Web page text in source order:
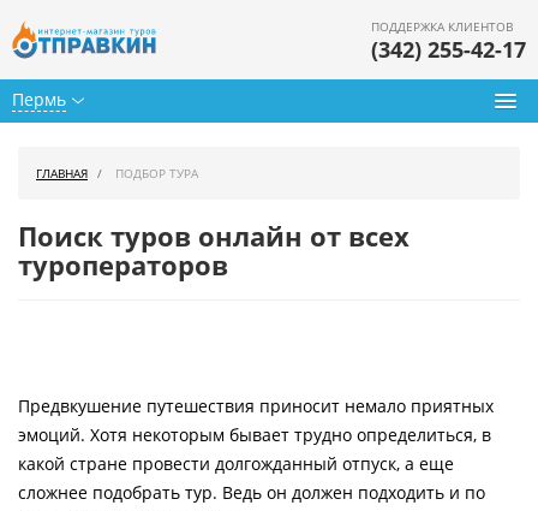
Пермь
ПОДДЕРЖКА КЛИЕНТОВ
(342) 255-42-17
Горящие туры
Страны
Как купить
ГЛАВНАЯ ПОДБОР ТУРА
Поиск туров онлайн от всех
туроператоров
Предвкушение путешествия приносит немало приятных
эмоций. Хотя некоторым бывает трудно определиться, в
какой стране провести долгожданный отпуск, а еще
сложнее подобрать тур. Ведь он должен подходить и по